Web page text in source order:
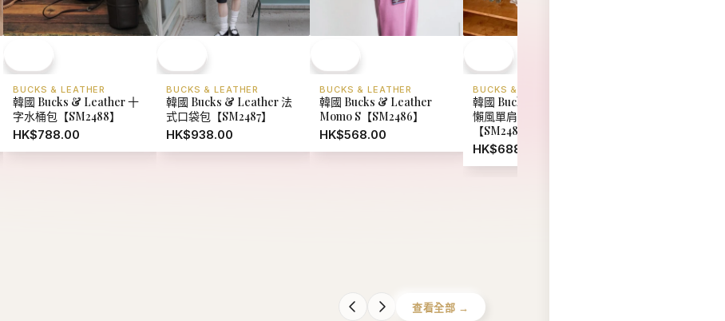
BUCKS & LEATHER
韓國 Bucks & Leather 十
字水桶包【SM2488】
HK$788.00
BUCKS & LEATHER
韓國 Bucks & Leather 法
式口袋包【SM2487】
HK$938.00
BUCKS & LEATHER
韓國 Bucks & Leather
Momo S【SM2486】
HK$568.00
BUCKS & LEATHER
韓國 Bucks & Leather 慵
懶風單肩斜挎包 (中號)
【SM2485】
HK$688.00
查看全部 →